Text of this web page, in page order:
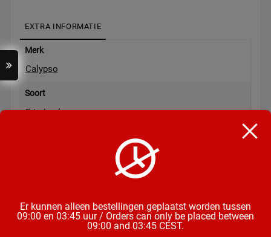
EXTRA INFORMATIE
Merk
Calypso
Soort
Frisdrank
Er kunnen alleen bestellingen geplaatst worden tussen
09:00 en 03:45 uur / Orders can only be placed between
09:00 and 03:45 CEST.